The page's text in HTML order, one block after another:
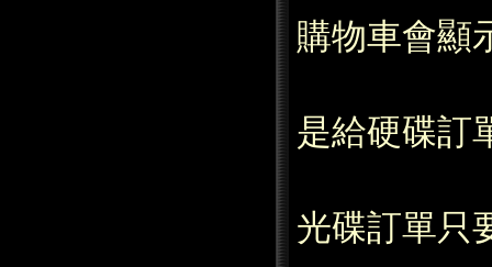
購物車會顯
是給硬碟訂
光碟訂單只